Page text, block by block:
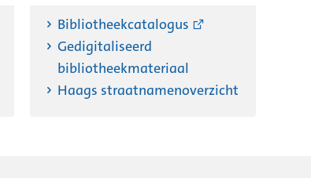
Bibliotheekcatalogus
Gedigitaliseerd
bibliotheekmateriaal
Haags straatnamenoverzicht